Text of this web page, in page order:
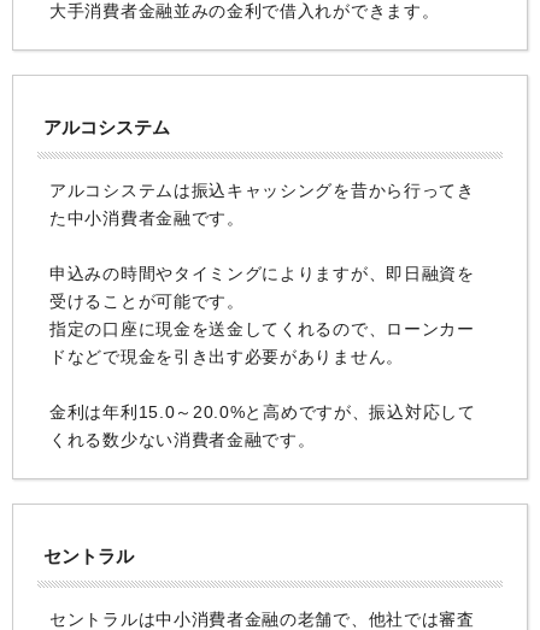
大手消費者金融並みの金利で借入れができます。
アルコシステム
アルコシステムは振込キャッシングを昔から行ってき
た中小消費者金融です。
申込みの時間やタイミングによりますが、即日融資を
受けることが可能です。
指定の口座に現金を送金してくれるので、ローンカー
ドなどで現金を引き出す必要がありません。
金利は年利15.0～20.0%と高めですが、振込対応して
くれる数少ない消費者金融です。
セントラル
セントラルは中小消費者金融の老舗で、他社では審査